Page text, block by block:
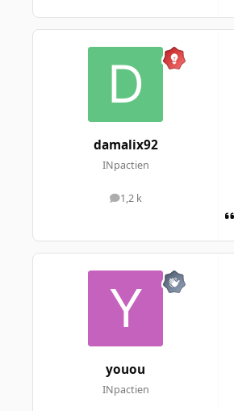
damalix92
INpactien
1,2 k
messages
youou
INpactien